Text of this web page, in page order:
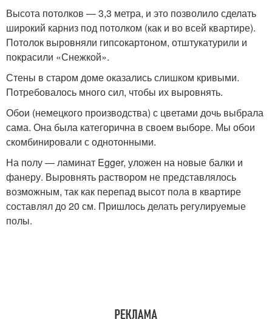
Высота потолков — 3,3 метра, и это позволило сделать
широкий карниз под потолком (как и во всей квартире).
Потолок выровняли гипсокартоном, отштукатурили и
покрасили «Снежкой».
Стены в старом доме оказались слишком кривыми.
Потребовалось много сил, чтобы их выровнять.
Обои (немецкого производства) с цветами дочь выбрала
сама. Она была категорична в своем выборе. Мы обои
скомбинировали с однотонными.
На полу — ламинат Egger, уложен на новые балки и
фанеру. Выровнять раствором не представлялось
возможным, так как перепад высот пола в квартире
составлял до 20 см. Пришлось делать регулируемые
полы.